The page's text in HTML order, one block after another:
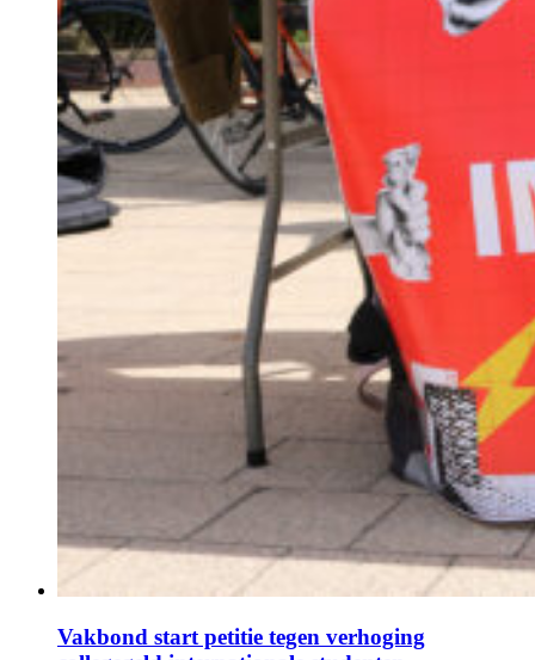
Vakbond start petitie tegen verhoging